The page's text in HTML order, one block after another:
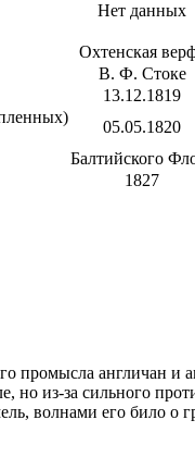
Нет данных
Охтенская
В. Ф. Стоке
13.12.1819
05.05.1820
Балтийского
1827
промысла англичан и
но из-за сильного
волнами его било о